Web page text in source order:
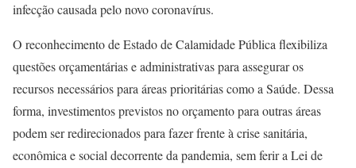
infecção causada pelo novo coronavírus.
O reconhecimento de Estado de Calamidade Pública flexibiliza
questões orçamentárias e administrativas para assegurar os
recursos necessários para áreas prioritárias como a Saúde. Dessa
forma, investimentos previstos no orçamento para outras áreas
podem ser redirecionados para fazer frente à crise sanitária,
econômica e social decorrente da pandemia, sem ferir a Lei de